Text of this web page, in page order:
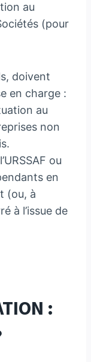
au
(pour
doivent
en charge :
au
non
ou
en
(ou, à
à l’issue de
: